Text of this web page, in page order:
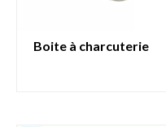
boite à charcuterie